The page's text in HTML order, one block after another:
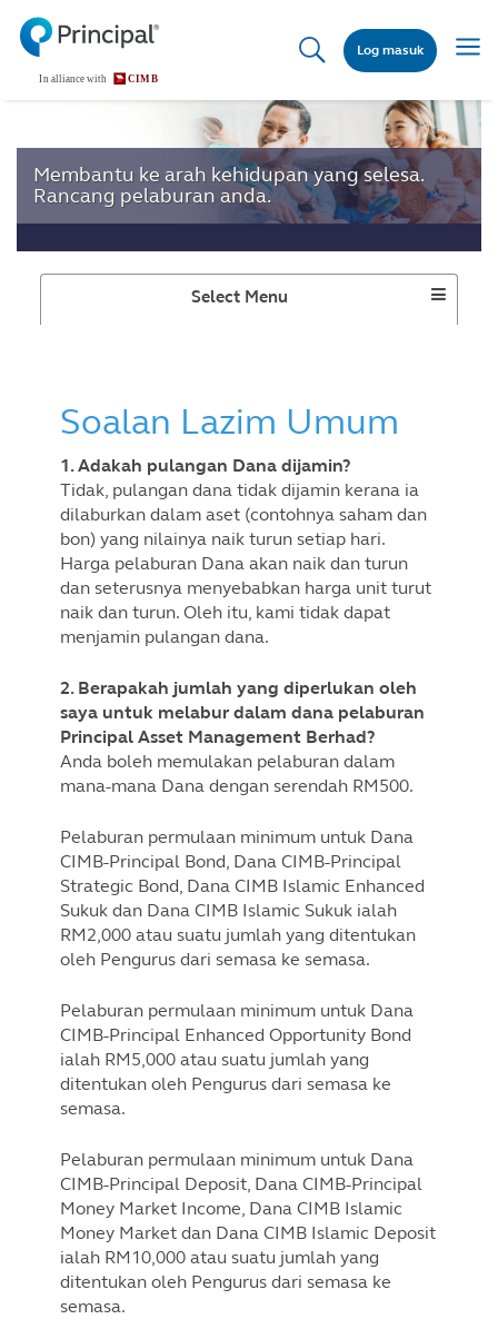
Skip
main
content
Log masuk
Membantu ke arah kehidupan yang selesa.
Rancang pelaburan anda.
Select MenuToggle
Soalan Lazim Umum
1. Adakah pulangan Dana dijamin?
Tidak, pulangan dana tidak dijamin kerana ia
dilaburkan dalam aset (contohnya saham dan
bon) yang nilainya naik turun setiap hari.
Harga pelaburan Dana akan naik dan turun
dan seterusnya menyebabkan harga unit turut
naik dan turun. Oleh itu, kami tidak dapat
menjamin pulangan dana.
2. Berapakah jumlah yang diperlukan oleh
saya untuk melabur dalam dana pelaburan
Principal Asset Management Berhad?
Anda boleh memulakan pelaburan dalam
mana-mana Dana dengan serendah RM500.
Pelaburan permulaan minimum untuk Dana
CIMB-Principal Bond, Dana CIMB-Principal
Strategic Bond, Dana CIMB Islamic Enhanced
Sukuk dan Dana CIMB Islamic Sukuk ialah
RM2,000 atau suatu jumlah yang ditentukan
oleh Pengurus dari semasa ke semasa.
Pelaburan permulaan minimum untuk Dana
CIMB-Principal Enhanced Opportunity Bond
ialah RM5,000 atau suatu jumlah yang
ditentukan oleh Pengurus dari semasa ke
semasa.
Pelaburan permulaan minimum untuk Dana
CIMB-Principal Deposit, Dana CIMB-Principal
Money Market Income, Dana CIMB Islamic
Money Market dan Dana CIMB Islamic Deposit
ialah RM10,000 atau suatu jumlah yang
ditentukan oleh Pengurus dari semasa ke
semasa.